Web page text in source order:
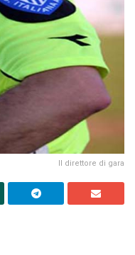
Il direttore di gara